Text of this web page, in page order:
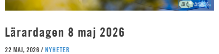
Lärardagen 8 maj 2026
22 MAJ, 2026 / NYHETER